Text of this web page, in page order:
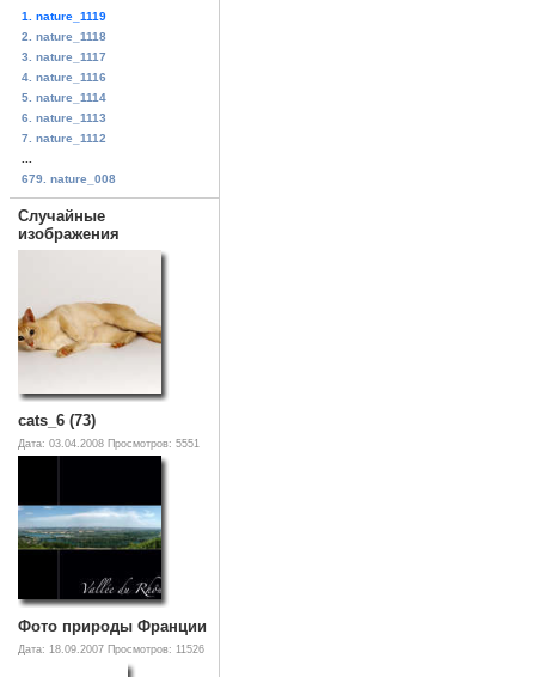
1. nature_1119
2. nature_1118
3. nature_1117
4. nature_1116
5. nature_1114
6. nature_1113
7. nature_1112
679. nature_008
Случайные
изображения
cats_6 (73)
Дата: 03.04.2008 Просмотров: 5551
Фото природы Франции
Дата: 18.09.2007 Просмотров: 11526